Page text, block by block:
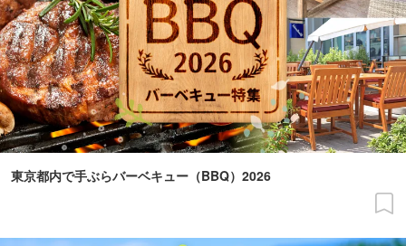
東京都内で手ぶらバーベキュー（BBQ）2026